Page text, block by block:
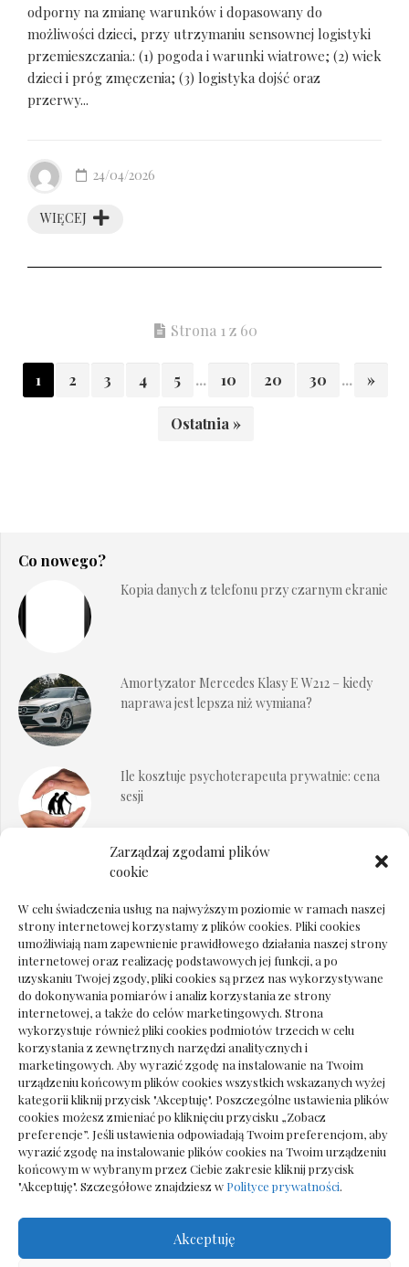
Zarządzaj zgodami plików
cookie
W celu świadczenia usług na najwyższym poziomie w ramach naszej
strony internetowej korzystamy z plików cookies. Pliki cookies
umożliwiają nam zapewnienie prawidłowego działania naszej strony
internetowej oraz realizację podstawowych jej funkcji, a po
uzyskaniu Twojej zgody, pliki cookies są przez nas wykorzystywane
do dokonywania pomiarów i analiz korzystania ze strony
internetowej, a także do celów marketingowych. Strona
wykorzystuje również pliki cookies podmiotów trzecich w celu
korzystania z zewnętrznych narzędzi analitycznych i
marketingowych. Aby wyrazić zgodę na instalowanie na Twoim
urządzeniu końcowym plików cookies wszystkich wskazanych wyżej
kategorii kliknij przycisk "Akceptuję". Poszczególne ustawienia plików
cookies możesz zmieniać po kliknięciu przycisku „Zobacz
preferencje”. Jeśli ustawienia odpowiadają Twoim preferencjom, aby
wyrazić zgodę na instalowanie plików cookies na Twoim urządzeniu
końcowym w wybranym przez Ciebie zakresie kliknij przycisk
"Akceptuję". Szczegółowe znajdziesz w Polityce prywatności.
Akceptuję
odporny na zmianę warunków i dopasowany do
możliwości dzieci, przy utrzymaniu sensownej logistyki
przemieszczania.: (1) pogoda i warunki wiatrowe; (2) wiek
dzieci i próg zmęczenia; (3) logistyka dojść oraz
przerwy...
WIĘCEJ
24/04/2026
Strona 1 z 60
1 2 3 4 5 ... 10 20 30 ... »
Ostatnia »
Co nowego?
Kopia danych z telefonu przy czarnym ekranie
Amortyzator Mercedes Klasy E W212 – kiedy
naprawa jest lepsza niż wymiana?
Ile kosztuje psychoterapeuta prywatnie: cena
sesji
Dokumenty do odbioru przy zmianie biura
Deska podłogowa do salonu: jak wybrać bez
pośpiechu